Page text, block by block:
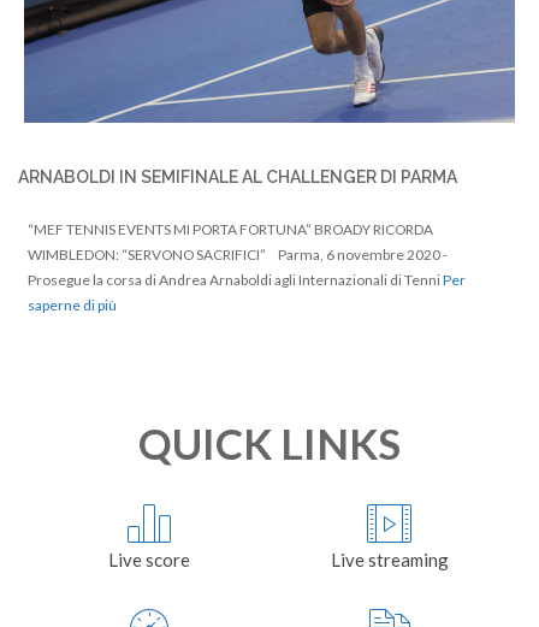
ARNABOLDI IN SEMIFINALE AL CHALLENGER DI PARMA
“MEF TENNIS EVENTS MI PORTA FORTUNA” BROADY RICORDA
WIMBLEDON: “SERVONO SACRIFICI” Parma, 6 novembre 2020 -
Prosegue la corsa di Andrea Arnaboldi agli Internazionali di TenniPer
saperne di più
QUICK LINKS
Live score Live streaming